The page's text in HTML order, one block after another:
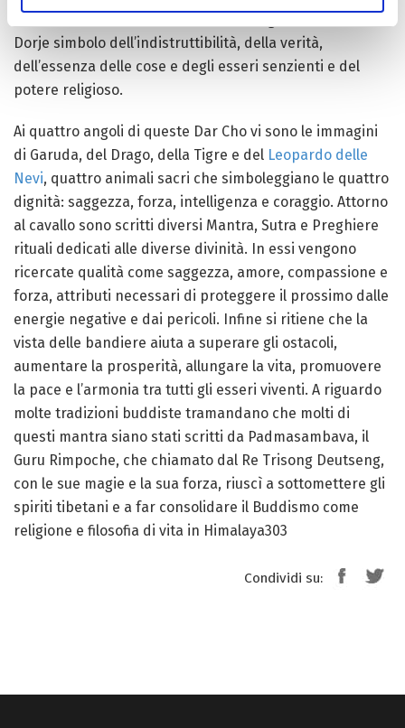
Dorje simbolo dell’indistruttibilità, della verità,
dell’essenza delle cose e degli esseri senzienti e del
potere religioso.
Ai quattro angoli di queste Dar Cho vi sono le immagini
di Garuda, del Drago, della Tigre e del Leopardo delle
Nevi, quattro animali sacri che simboleggiano le quattro
dignità: saggezza, forza, intelligenza e coraggio. Attorno
al cavallo sono scritti diversi Mantra, Sutra e Preghiere
rituali dedicati alle diverse divinità. In essi vengono
ricercate qualità come saggezza, amore, compassione e
forza, attributi necessari di proteggere il prossimo dalle
energie negative e dai pericoli. Infine si ritiene che la
vista delle bandiere aiuta a superare gli ostacoli,
aumentare la prosperità, allungare la vita, promuovere
la pace e l’armonia tra tutti gli esseri viventi. A riguardo
molte tradizioni buddiste tramandano che molti di
questi mantra siano stati scritti da Padmasambava, il
Guru Rimpoche, che chiamato dal Re Trisong Deutseng,
con le sue magie e la sua forza, riuscì a sottomettere gli
spiriti tibetani e a far consolidare il Buddismo come
religione e filosofia di vita in Himalaya303
Condividi su: